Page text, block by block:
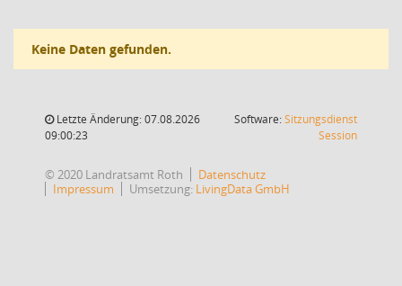
Keine Daten gefunden.
Letzte Änderung: 07.08.2026
09:00:23
Software:Sitzungsdienst
Session(Wird in
© 2020 Landratsamt Roth
Datenschutz
Impressum
Umsetzung: LivingData GmbH